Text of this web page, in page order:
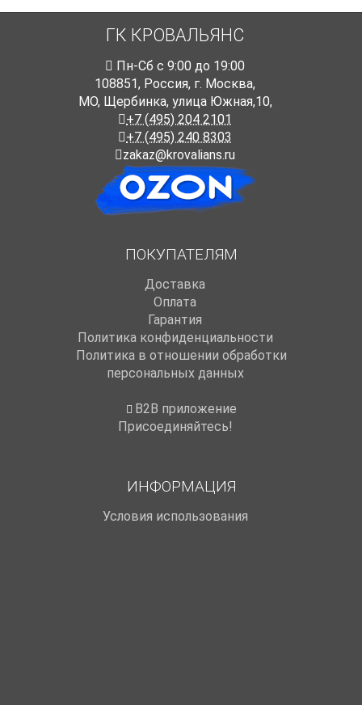
ГК КРОВАЛЬЯНС
Пн-Cб с 9:00 до 19:00
108851, Россия, г. Москва,
МО, Щербинка, улица Южная,10,
+7 (495) 204 2101
+7 (495) 240 8303
zakaz@krovalians.ru
ПОКУПАТЕЛЯМ
Доставка
Оплата
Гарантия
Политика конфиденциальности
Политика в отношении обработки
персональных данных
B2B приложение
Присоединяйтесь!
ИНФОРМАЦИЯ
Условия использования